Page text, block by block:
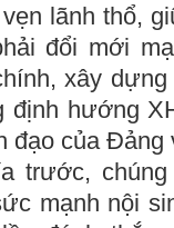
lãnh thổ,
đổi mới
xây
định hướng
đạo của Đảng
trước,
mạnh nội